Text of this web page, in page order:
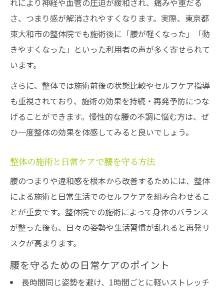
れにより神経や血管の圧迫が緩和され、痛みや重だる
さ、つまり感が解消されやすくなります。実際、東京都
東大和市の整体院でも施術後に「腰が軽くなった」「動
きやすくなった」といった利用者の声が多く寄せられて
います。
さらに、整体では施術前後の状態比較やセルフケア指導
も重視されており、施術の効果を持続・再発予防につな
げることができます。慢性的な腰の不調に悩む方は、ぜ
ひ一度整体の効果を体感してみると良いでしょう。
整体の施術と日常ケアで腰を守る方法
腰のつまりや違和感を根本から改善するためには、整体
による施術と日常生活でのセルフケアを組み合わせるこ
とが重要です。整体院での施術によって身体のバランス
が整った後も、日々の姿勢や生活習慣が乱れると再発リ
スクが高まります。
腰を守るための日常ケアのポイント
長時間同じ姿勢を避け、1時間ごとに軽いストレッチ